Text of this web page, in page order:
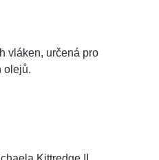
vláken, určená pro
olejů.